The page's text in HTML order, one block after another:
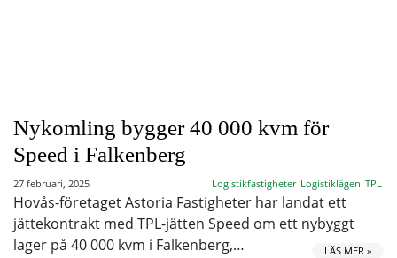
Nykomling bygger 40 000 kvm för
Speed i Falkenberg
27 februari, 2025 Logistikfastigheter Logistiklägen TPL
Hovås-företaget Astoria Fastigheter har landat ett
jättekontrakt med TPL-jätten Speed om ett nybyggt
lager på 40 000 kvm i Falkenberg,…
LÄS MER »